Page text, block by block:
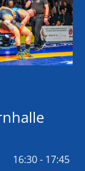
16:30 - 17:45